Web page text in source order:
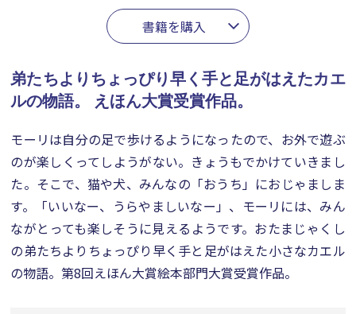
書籍を購入
弟たちよりちょっぴり早く手と足がはえたカエ
ルの物語。
えほん大賞受賞作品。
モーリは自分の足で歩けるようになったので、お外で遊ぶ
のが楽しくってしようがない。きょうもでかけていきまし
た。そこで、猫や犬、みんなの「おうち」におじゃましま
す。「いいなー、うらやましいなー」、モーリには、みん
ながとっても楽しそうに見えるようです。おたまじゃくし
の弟たちよりちょっぴり早く手と足がはえた小さなカエル
の物語。第8回えほん大賞絵本部門大賞受賞作品。